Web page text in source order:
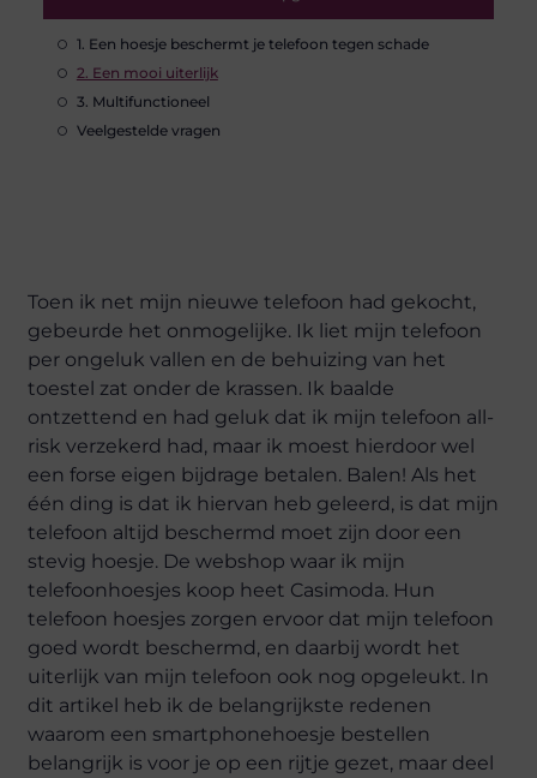
1. Een hoesje beschermt je telefoon tegen schade
2. Een mooi uiterlijk
3. Multifunctioneel
Veelgestelde vragen
Toen ik net mijn nieuwe telefoon had gekocht,
gebeurde het onmogelijke. Ik liet mijn telefoon
per ongeluk vallen en de behuizing van het
toestel zat onder de krassen. Ik baalde
ontzettend en had geluk dat ik mijn telefoon all-
risk verzekerd had, maar ik moest hierdoor wel
een forse eigen bijdrage betalen. Balen! Als het
één ding is dat ik hiervan heb geleerd, is dat mijn
telefoon altijd beschermd moet zijn door een
stevig hoesje. De webshop waar ik mijn
telefoonhoesjes koop heet Casimoda. Hun
telefoon hoesjes zorgen ervoor dat mijn telefoon
goed wordt beschermd, en daarbij wordt het
uiterlijk van mijn telefoon ook nog opgeleukt. In
dit artikel heb ik de belangrijkste redenen
waarom een smartphonehoesje bestellen
belangrijk is voor je op een rijtje gezet, maar deel